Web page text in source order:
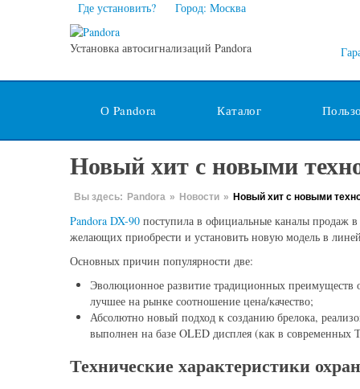
Где установить? Город: Москва
Установка автосигнализаций Pandora
О Pandora Каталог
Новый хит с новыми
Вы здесь: Pandora » Новости » Новый хит с новыми
Pandora DX-90 поступила в официальные каналы продаж в
желающих приобрести и установить новую модель в
Основных причин популярности две:
Эволюционное развитие традиционных преимуществ
лучшее на рынке соотношение цена/качество;
Абсолютно новый подход к созданию брелока,
выполнен на базе OLED дисплея (как в современных
Технические характеристики